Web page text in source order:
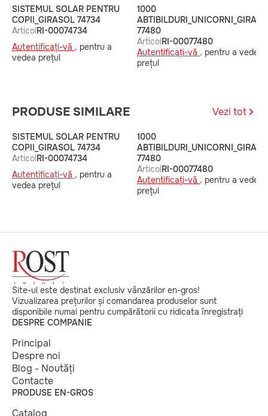
SISTEMUL SOLAR PENTRU
COPII_GIRASOL 74734
ArticolRI-00074734
Autentificați-vă , pentru a
vedea prețul
1000
77480
ArticolRI-00077480
Autentificați-vă , pentru a vedea
prețul
PRODUSE SIMILARE Vezi tot
SISTEMUL SOLAR PENTRU
COPII_GIRASOL 74734
ArticolRI-00074734
Autentificați-vă , pentru a
vedea prețul
1000
77480
ArticolRI-00077480
Autentificați-vă , pentru a vedea
prețul
Site-ul este destinat exclusiv vânzărilor en-gros!
Vizualizarea prețurilor și comandarea produselor sunt
disponibile numai pentru cumpărătorii cu ridicata înregistrați
DESPRE COMPANIE
Principal
Despre noi
Blog - Noutăți
Contacte
PRODUSE EN-GROS
Catalog